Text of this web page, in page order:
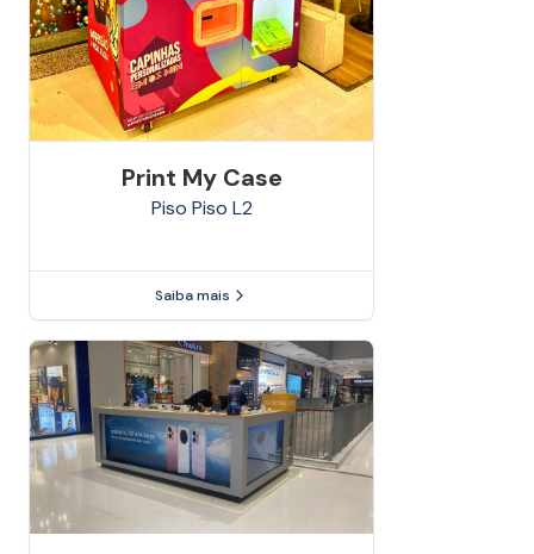
Print My Case
Piso Piso L2
Saiba mais